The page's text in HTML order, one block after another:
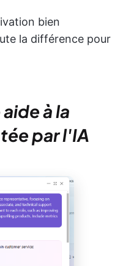
bien
la différence pour
à la
par l'IA